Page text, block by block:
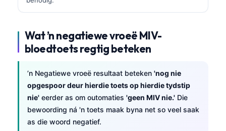
Wat ’n negatiewe vroeë MIV-
bloedtoets regtig beteken
’n Negatiewe vroeë resultaat beteken 'nog nie
opgespoor deur hierdie toets op hierdie tydstip
nie' eerder as om outomaties 'geen MIV nie.' Die
bewoording ná 'n toets maak byna net so veel saak
as die woord negatief.